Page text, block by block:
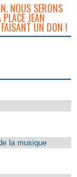
NOUS SERONS
JEAN
UN DON !
la musique